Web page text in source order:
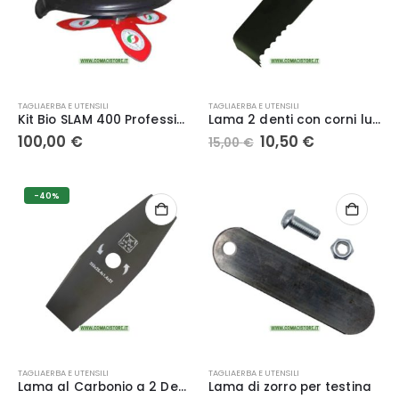
TAGLIAERBA E UTENSILI
Kit Bio SLAM 400 Professionale Universale per decespugliatori
100,00 €
TAGLIAERBA E UTENSILI
Lama 2 denti con corni lungh. mm. 310 spess. mm. 3 dentato Gulliver Tools
15,00€ Il
prezzo
10,50 €
10,50 €.
-40%
TAGLIAERBA E UTENSILI
Lama al Carbonio a 2 Denti per Decespugliatore 255×25.4×1.4x2T GreenCat
TAGLIAERBA E UTENSILI
Lama di zorro per testina